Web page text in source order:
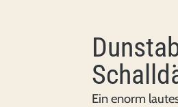
Ein enorm